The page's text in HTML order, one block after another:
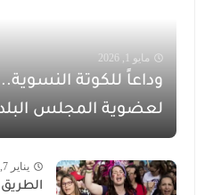
مايو 1, 2026
وداعاً للكوتة
لعضوية المجلس
يناير 7, 2026
الطريق